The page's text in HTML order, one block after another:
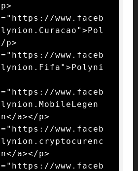
www.faceb
p>
www.faceb
www.faceb
a></p>
www.faceb
a></p>
www.faceb